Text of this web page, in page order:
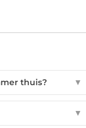
thuis? ▼
▼